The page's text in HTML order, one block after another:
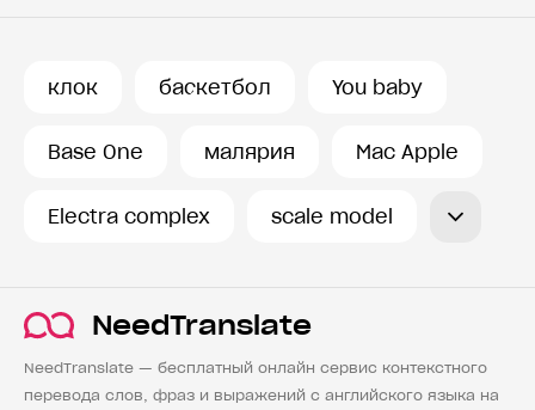
клок баскетбол You baby
Base One малярия Mac Apple
Electra complex scale model
NeedTranslate
NeedTranslate — бесплатный онлайн сервис контекстного
перевода слов, фраз и выражений с английского языка на